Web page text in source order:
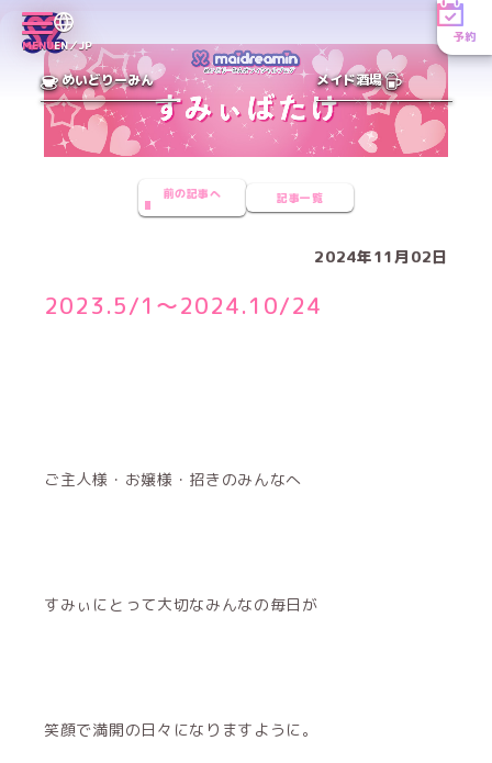
MENUEN／JP
予約
めいどりーみん メイド酒場
前の記事へ 記事一覧
2024年11月02日
2023.5/1～2024.10/24
ご主人様・お嬢様・招きのみんなへ
すみぃにとって大切なみんなの毎日が
笑顔で満開の日々になりますように。